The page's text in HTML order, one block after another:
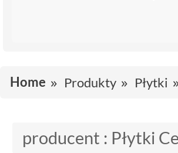
Home Produkty Płytki
producent : Płytki